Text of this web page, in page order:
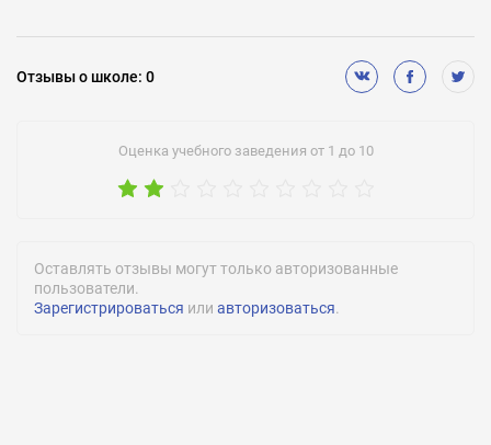
Отзывыо школе: 0
Оценка учебного заведения от 1 до 10
Оставлять отзывы могут только авторизованные
пользователи.
Зарегистрироваться или авторизоваться.